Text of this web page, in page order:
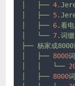
├── 4.
├── 5.
├── 6.看
└── 7.词
├── 杨家成8000
├── 8000
└──
├── 8000